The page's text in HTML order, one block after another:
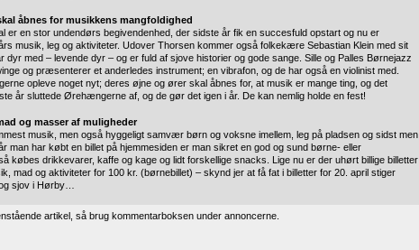
åbnes for musikkens mangfoldighed
er en stor undendørs begivendenhed, der sidste år fik en succesfuld opstart og nu er
musik, leg og aktiviteter. Udover Thorsen kommer også folkekære Sebastian Klein med sit
dyr med – levende dyr – og er fuld af sjove historier og gode sange. Sille og Palles Børnejazz
og præsenterer et anderledes instrument; en vibrafon, og de har også en violinist med.
opleve noget nyt; deres øjne og ører skal åbnes for, at musik er mange ting, og det
år sluttede Ørehængerne af, og de gør det igen i år. De kan nemlig holde en fest!
og masser af muligheder
musik, men også hyggeligt samvær børn og voksne imellem, leg på pladsen og sidst men
man har købt en billet på hjemmesiden er man sikret en god og sund børne- eller
købes drikkevarer, kaffe og kage og lidt forskellige snacks. Lige nu er der uhørt billige billetter
mad og aktiviteter for 100 kr. (børnebillet) – skynd jer at få fat i billetter for 20. april stiger
sjov i Hørby…
artikel, så brug kommentarboksen under annoncerne.